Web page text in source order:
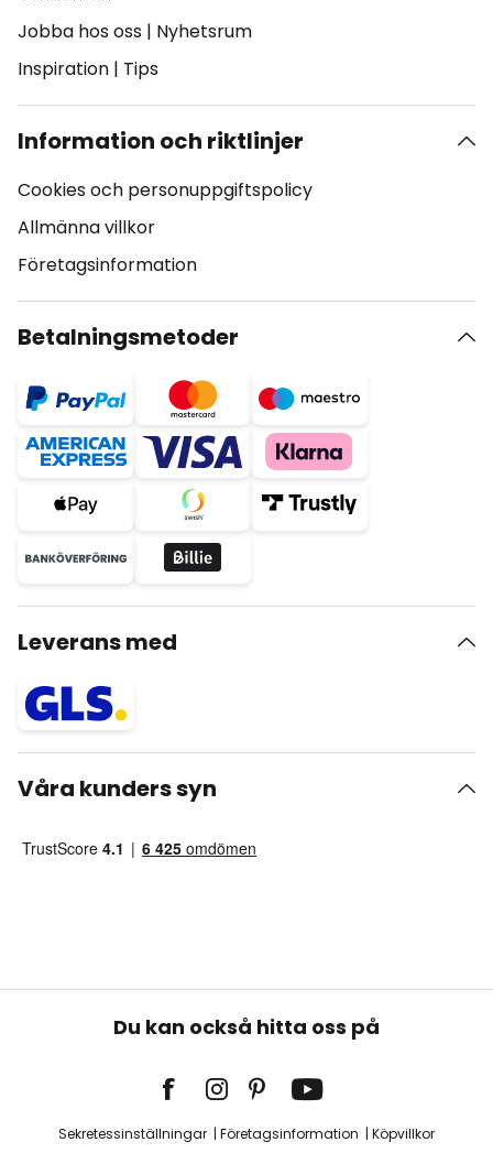
Jobba hos oss | Nyhetsrum
Inspiration | Tips
Information och riktlinjer
Cookies och personuppgiftspolicy
Allmänna villkor
Företagsinformation
Betalningsmetoder
Leverans med
Våra kunders syn
Du kan också hitta oss på
Sekretessinställningar Företagsinformation Köpvillkor